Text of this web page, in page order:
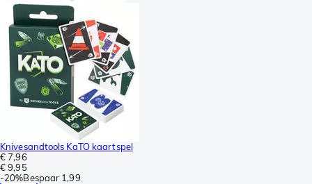
Knivesandtools KaTO kaartspel
€ 7,96
€ 9,95
-20%Bespaar 1,99